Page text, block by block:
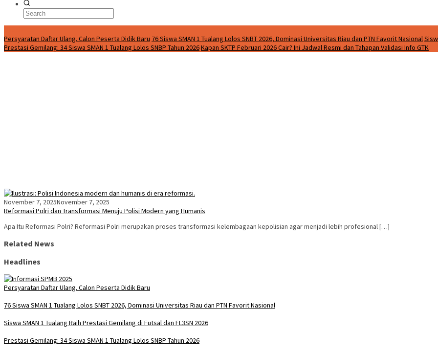
Persyaratan Daftar Ulang. Calon Peserta Didik Baru 76 Siswa SMAN 1 Tualang Lolos SNBT 2026, Dominasi Universitas Riau dan PTN Favorit Nasional
Prestasi Gemilang: 34 Siswa SMAN 1 Tualang Lolos SNBP Tahun 2026Kapan SKTP Februari 2026 Cair? Ini Jadwal Resmi dan Tahapan Validasi Info GTK
November 7, 2025November 7, 2025
Reformasi Polri dan Transformasi Menuju Polisi Modern yang Humanis
Apa Itu Reformasi Polri? Reformasi Polri merupakan proses transformasi kelembagaan kepolisian agar menjadi lebih profesional […]
Related News
Headlines
Persyaratan Daftar Ulang. Calon Peserta Didik Baru
76 Siswa SMAN 1 Tualang Lolos SNBT 2026, Dominasi Universitas Riau dan PTN Favorit Nasional
Siswa SMAN 1 Tualang Raih Prestasi Gemilang di Futsal dan FL3SN 2026
Prestasi Gemilang: 34 Siswa SMAN 1 Tualang Lolos SNBP Tahun 2026